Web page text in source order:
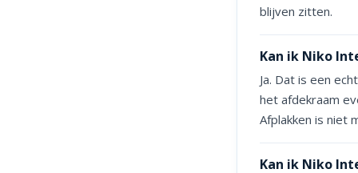
blijven zitten.
Kan ik Niko
Ja. Dat is een
het afdekraam
Afplakken is niet
Kan ik Niko